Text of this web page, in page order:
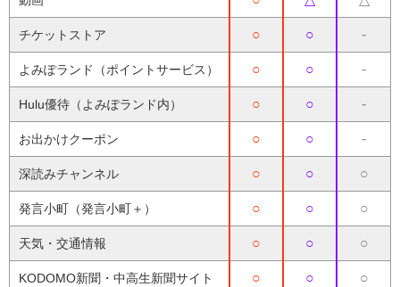
チケットストア ○ ○ -
よみぽランド（ポイントサービス） ○ ○ -
Hulu優待（よみぽランド内） ○ ○ -
お出かけクーポン ○ ○ -
深読みチャンネル ○ ○ ○
発言小町（発言小町＋） ○ ○ ○
天気・交通情報 ○ ○ ○
KODOMO新聞・中高生新聞サイト ○ ○ ○